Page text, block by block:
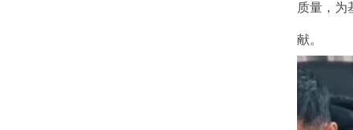
质量，为
献。